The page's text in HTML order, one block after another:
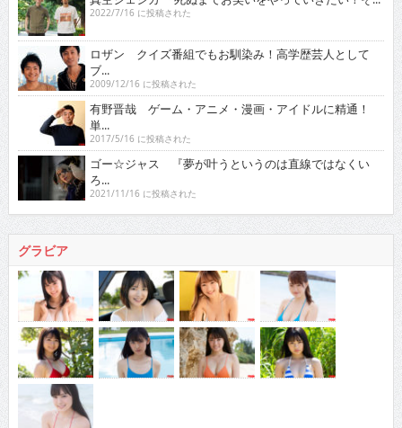
2022/7/16 に投稿された
ロザン クイズ番組でもお馴染み！高学歴芸人として
ブ...
2009/12/16 に投稿された
有野晋哉 ゲーム・アニメ・漫画・アイドルに精通！
単...
2017/5/16 に投稿された
ゴー☆ジャス 『夢が叶うというのは直線ではなくい
ろ...
2021/11/16 に投稿された
グラビア